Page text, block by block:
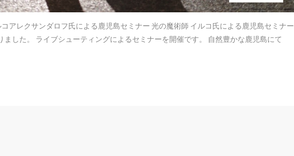
アレクサンダロフ氏による鹿児島セミナー 光の魔術師 イルコ氏による鹿児島セミナー
ました。 ライブシューティングによるセミナーを開催です。 自然豊かな鹿児島にて